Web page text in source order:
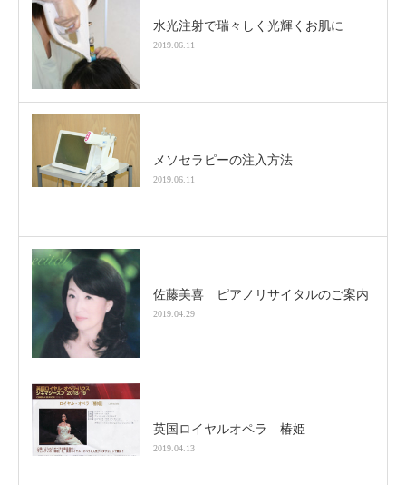
水光注射で瑞々しく光輝くお肌に
2019.06.11
メソセラピーの注入方法
2019.06.11
佐藤美喜 ピアノリサイタルのご案内
2019.04.29
英国ロイヤルオペラ 椿姫
2019.04.13